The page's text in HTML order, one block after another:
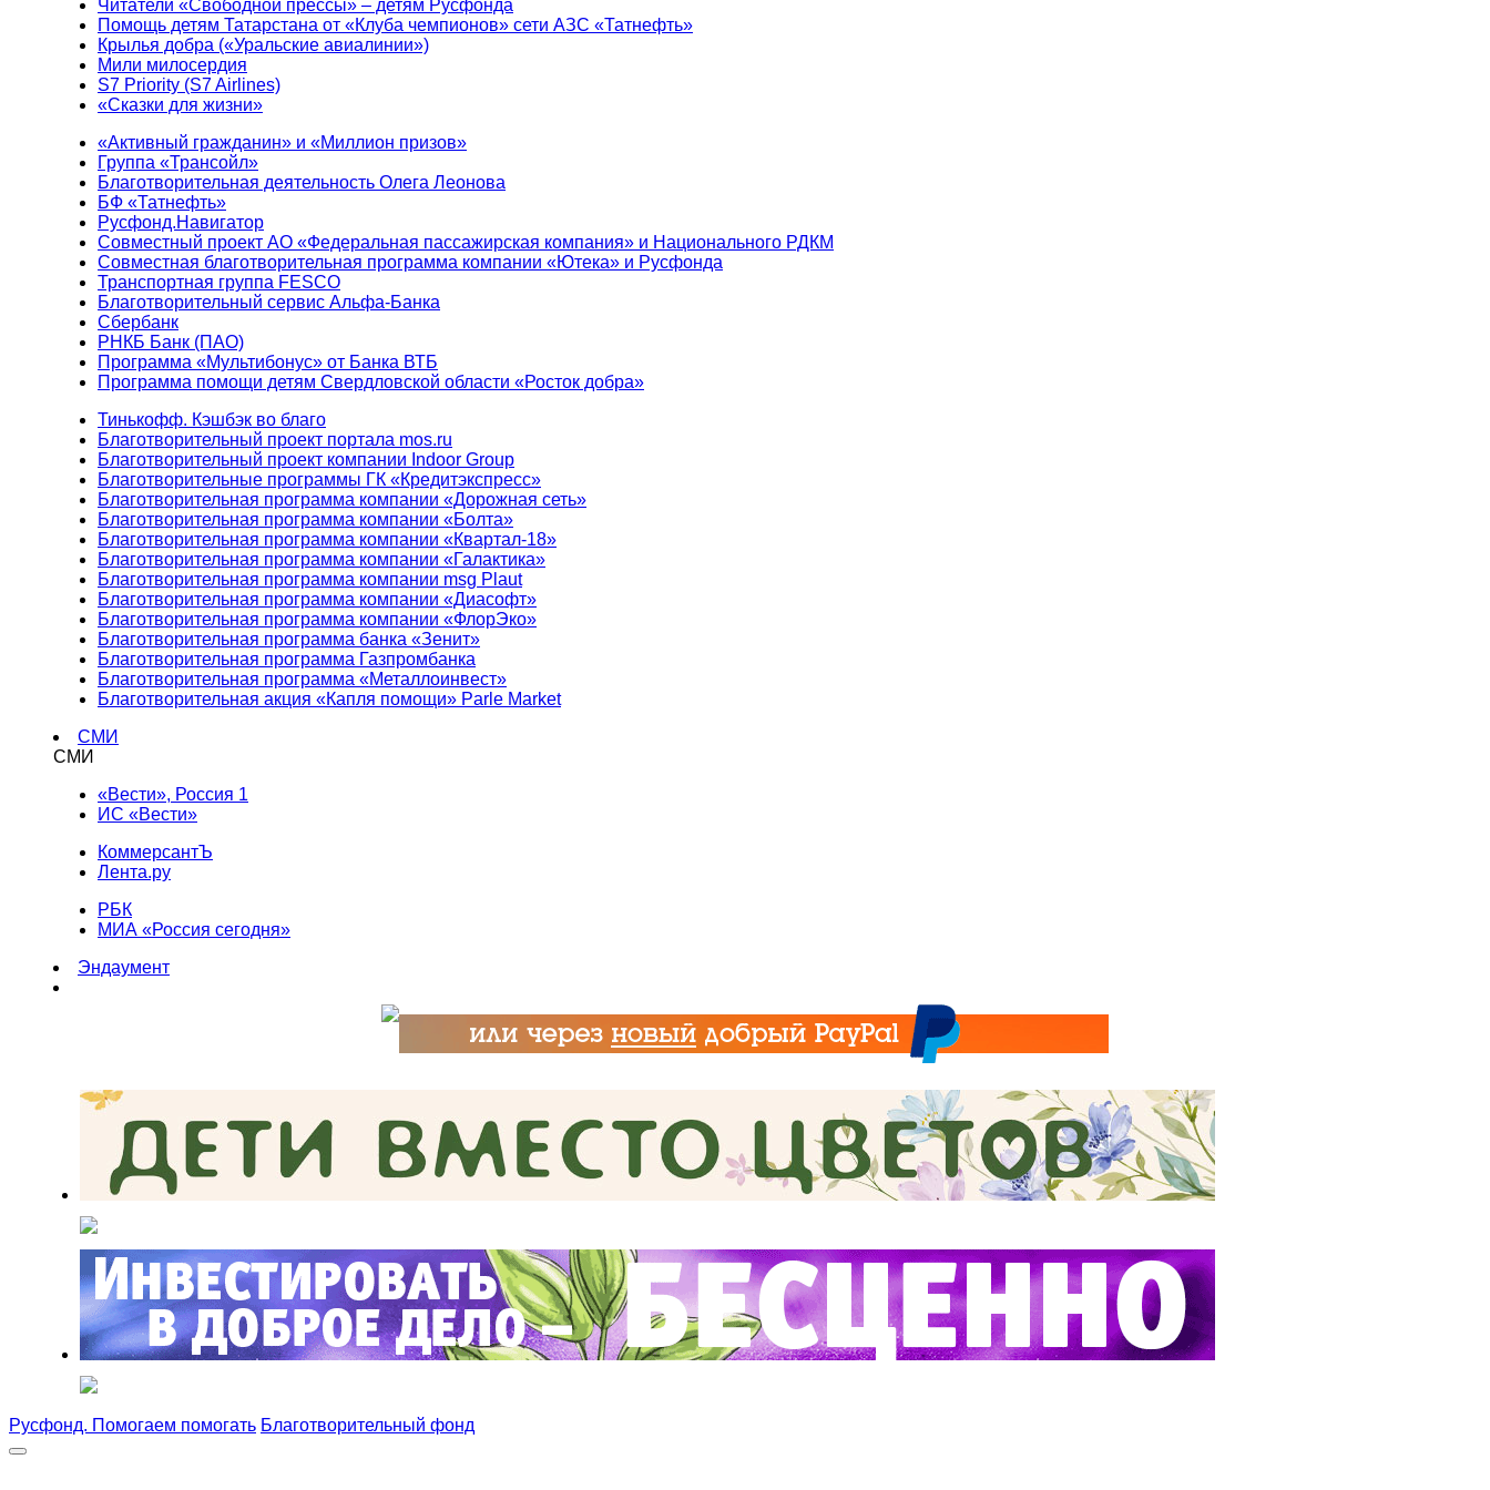
Читатели «Свободной прессы» – детям Русфонда
Помощь детям Татарстана от «Клуба чемпионов» сети АЗС «Татнефть»
Крылья добра («Уральские авиалинии»)
Мили милосердия
S7 Priority (S7 Airlines)
«Сказки для жизни»
«Активный гражданин» и «Миллион призов»
Группа «Трансойл»
Благотворительная деятельность Олега Леонова
БФ «Татнефть»
Русфонд.Навигатор
Совместный проект АО «Федеральная пассажирская компания» и Национального РДКМ
Совместная благотворительная программа компании «Ютека» и Русфонда
Транспортная группа FESCO
Благотворительный сервис Альфа-Банка
Сбербанк
РНКБ Банк (ПАО)
Программа «Мультибонус» от Банка ВТБ
Программа помощи детям Свердловской области «Росток добра»
Тинькофф. Кэшбэк во благо
Благотворительный проект портала mos.ru
Благотворительный проект компании Indoor Group
Благотворительные программы ГК «Кредитэкспресс»
Благотворительная программа компании «Дорожная сеть»
Благотворительная программа компании «Болта»
Благотворительная программа компании «Квартал-18»
Благотворительная программа компании «Галактика»
Благотворительная программа компании msg Plaut
Благотворительная программа компании «Диасофт»
Благотворительная программа компании «ФлорЭко»
Благотворительная программа банка «Зенит»
Благотворительная программа Газпромбанка
Благотворительная программа «Металлоинвест»
Благотворительная акция «Капля помощи» Parle Market
СМИ
СМИ
«Вести», Россия 1
ИС «Вести»
КоммерсантЪ
Лента.ру
РБК
МИА «Россия сегодня»
Эндаумент
Русфонд. Помогаем помогать Благотворительный фонд